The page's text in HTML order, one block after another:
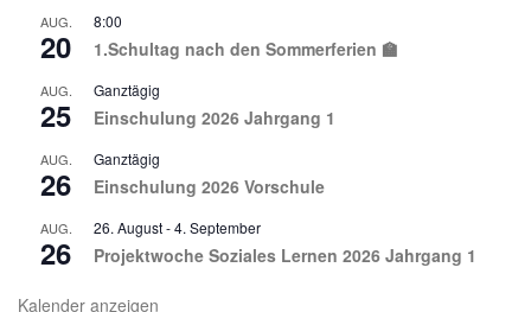
AUG.
20
8:00
1.Schultag nach den Sommerferien 🏫
AUG.
25
Ganztägig
Einschulung 2026 Jahrgang 1
AUG.
26
Ganztägig
Einschulung 2026 Vorschule
AUG.
26
26. August-4. September
Projektwoche Soziales Lernen 2026 Jahrgang 1
Kalender anzeigen